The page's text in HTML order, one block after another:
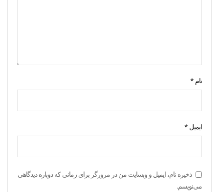
نام *
ایمیل *
ذخیره نام، ایمیل و وبسایت من در مرورگر برای زمانی که دوباره دیدگاهی
می‌نویسم.